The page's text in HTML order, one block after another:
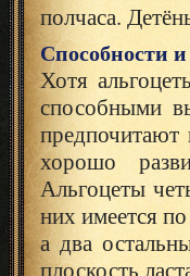
полчаса.
Способности
Хотя
способными
предпочитают
хорошо
Альгоцеты
них имеется
а два
плоскость